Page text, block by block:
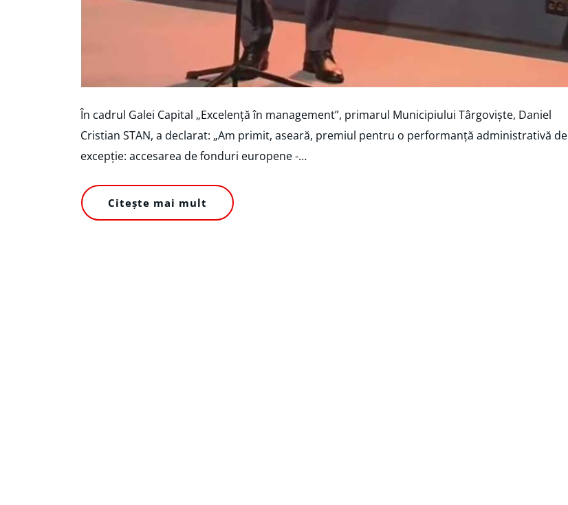
În cadrul Galei Capital „Excelență în management”, primarul Municipiului Târgoviște, Daniel
Cristian STAN, a declarat: „Am primit, aseară, premiul pentru o performanță administrativă de
excepție: accesarea de fonduri europene -…
Citește mai mult